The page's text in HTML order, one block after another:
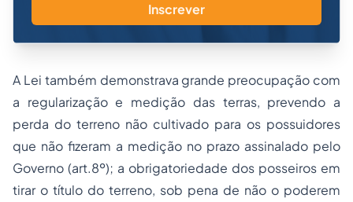
Inscrever
A Lei também demonstrava grande preocupação com
a regularização e medição das terras, prevendo a
perda do terreno não cultivado para os possuidores
que não fizeram a medição no prazo assinalado pelo
Governo (art.8º); a obrigatoriedade dos posseiros em
tirar o título do terreno, sob pena de não o poderem